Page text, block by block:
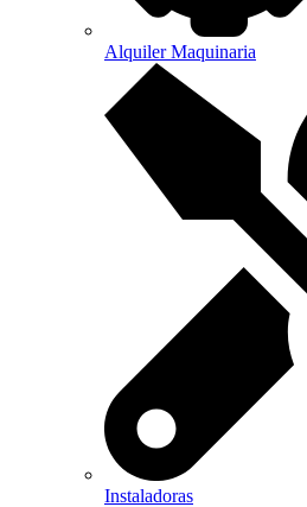
Alquiler Maquinaria
Instaladoras